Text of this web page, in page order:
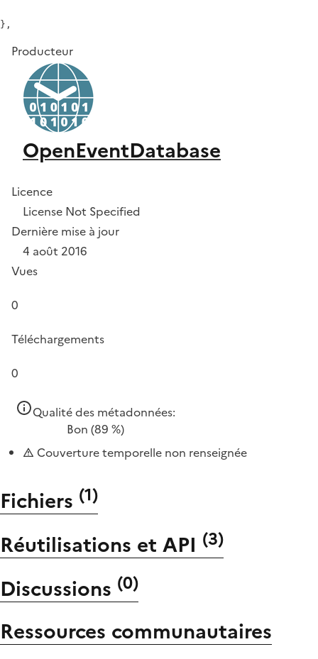
Producteur
OpenEventDatabase
Licence
License Not Specified
Dernière mise à jour
4 août 2016
Vues
0
Téléchargements
0
Qualité des métadonnées:
Bon (89 %)
Couverture temporelle non renseignée
Fichiers (1)
Réutilisations et API (3)
Discussions (0)
Ressources communautaires